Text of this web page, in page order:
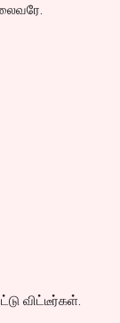
விட்டீர்கள்.